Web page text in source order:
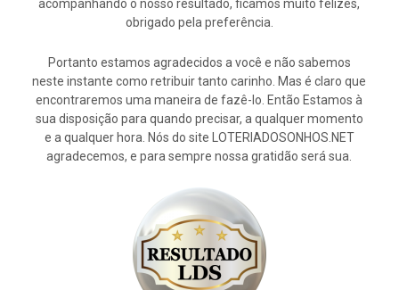
acompanhando o nosso resultado, ficamos muito felizes,
obrigado pela preferência.
Portanto estamos agradecidos a você e não sabemos
neste instante como retribuir tanto carinho. Mas é claro que
encontraremos uma maneira de fazê-lo. Então Estamos à
sua disposição para quando precisar, a qualquer momento
e a qualquer hora. Nós do site LOTERIADOSONHOS.NET
agradecemos, e para sempre nossa gratidão será sua.